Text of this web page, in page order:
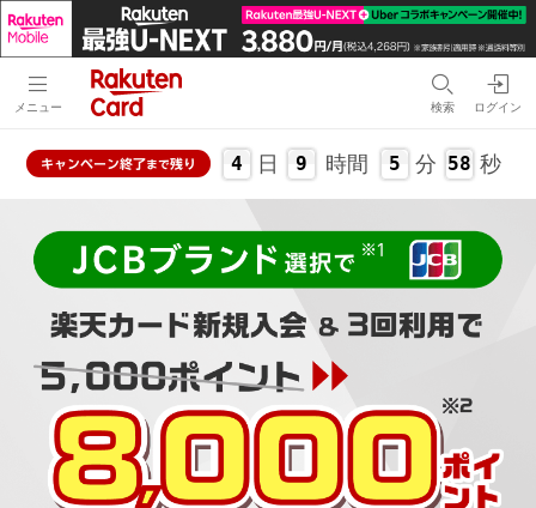
メニュー 検索 ログイン
キャンペーン終了まで残り 4 日 9 時間 5 分 57 秒